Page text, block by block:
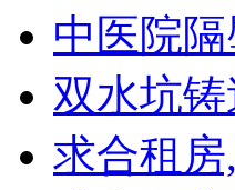
中医院
双水坑
求合租